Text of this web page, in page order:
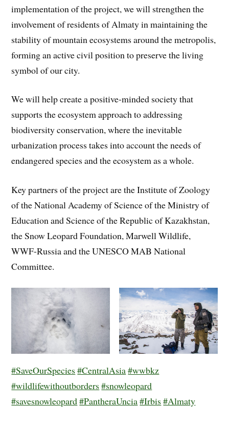
implementation of the project, we will strengthen the
involvement of residents of Almaty in maintaining the
stability of mountain ecosystems around the metropolis,
forming an active civil position to preserve the living
symbol of our city.
We will help create a positive-minded society that
supports the ecosystem approach to addressing
biodiversity conservation, where the inevitable
urbanization process takes into account the needs of
endangered species and the ecosystem as a whole.
Key partners of the project are the Institute of Zoology
of the National Academy of Science of the Ministry of
Education and Science of the Republic of Kazakhstan,
the Snow Leopard Foundation, Marwell Wildlife,
WWF-Russia and the UNESCO MAB National
Committee.
#SaveOurSpecies#CentralAsia#wwbkz
#wildlifewithoutborders#snowleopard
#savesnowleopard#PantheraUncia#Irbis#Almaty